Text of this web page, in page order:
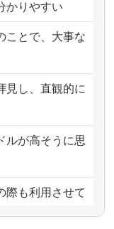
申込み
申込み
申込み
申込み
申込み
かりやすい
ことで、大事な
見し、直観的に
ルが高そうに思
際も利用させて